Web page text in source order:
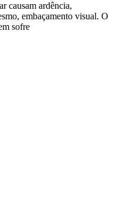
causam ardência,
embaçamento visual. O
sofre